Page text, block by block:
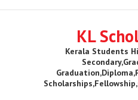
KL
Kerala Students